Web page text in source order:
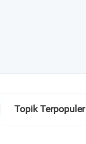
Topik Terpopuler